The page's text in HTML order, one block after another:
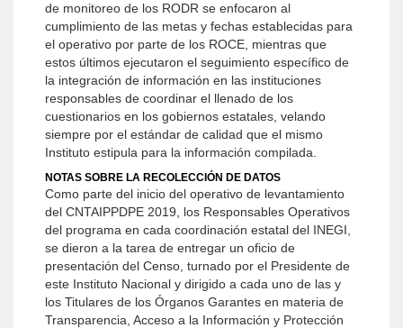
de monitoreo de los RODR se enfocaron al
cumplimiento de las metas y fechas establecidas para
el operativo por parte de los ROCE, mientras que
estos últimos ejecutaron el seguimiento específico de
la integración de información en las instituciones
responsables de coordinar el llenado de los
cuestionarios en los gobiernos estatales, velando
siempre por el estándar de calidad que el mismo
Instituto estipula para la información compilada.
NOTAS SOBRE LA RECOLECCIÓN DE DATOS
Como parte del inicio del operativo de levantamiento
del CNTAIPPDPE 2019, los Responsables Operativos
del programa en cada coordinación estatal del INEGI,
se dieron a la tarea de entregar un oficio de
presentación del Censo, turnado por el Presidente de
este Instituto Nacional y dirigido a cada uno de las y
los Titulares de los Órganos Garantes en materia de
Transparencia, Acceso a la Información y Protección